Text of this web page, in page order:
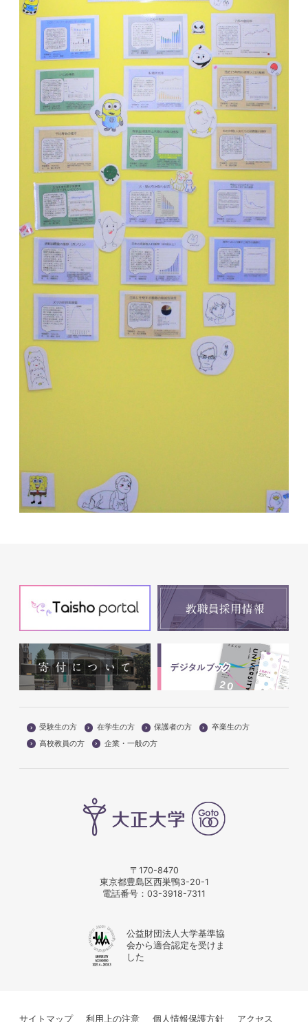
受験生の方 在学生の方 保護者の方
卒業生の方
高校教員の方
企業・一般の方
〒170-8470
東京都豊島区西巣鴨3-20-1
電話番号： 03-3918-7311
公益財団法人大学基準協
会から適合認定を受けま
した
サイトマップ 利用上の注意 個人情報保護方針 アクセス